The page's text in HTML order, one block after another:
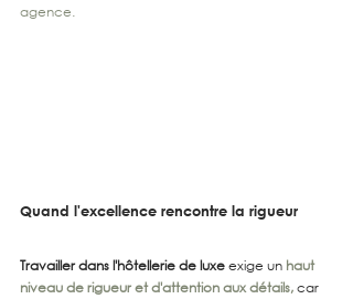
agence.
Quand l'excellence rencontre la rigueur
Travailler dans l'hôtellerie de luxe exige un haut
niveau de rigueur et d'attention aux détails,car